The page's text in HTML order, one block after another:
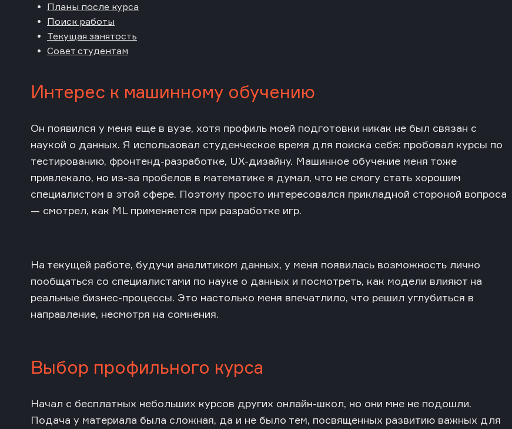
Планы после курса
Поиск работы
Текущая занятость
Совет студентам
Интерес к машинному обучению
Он появился у меня еще в вузе, хотя профиль моей подготовки никак не был связан с
наукой о данных. Я использовал студенческое время для поиска себя: пробовал курсы по
тестированию, фронтенд-разработке, UX-дизайну. Машинное обучение меня тоже
привлекало, но из-за пробелов в математике я думал, что не смогу стать хорошим
специалистом в этой сфере. Поэтому просто интересовался прикладной стороной вопроса
— смотрел, как ML применяется при разработке игр.
На текущей работе, будучи аналитиком данных, у меня появилась возможность лично
пообщаться со специалистами по науке о данных и посмотреть, как модели влияют на
реальные бизнес-процессы. Это настолько меня впечатлило, что решил углубиться в
направление, несмотря на сомнения.
Выбор профильного курса
Начал с бесплатных небольших курсов других онлайн-школ, но они мне не подошли.
Подача у материала была сложная, да и не было тем, посвященных развитию важных для